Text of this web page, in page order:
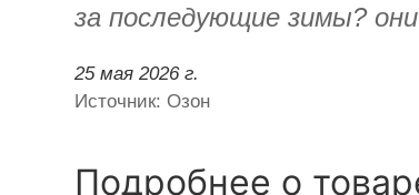
за последующие зимы?
25 мая 2026 г.
Источник: Озон
Подробнее о